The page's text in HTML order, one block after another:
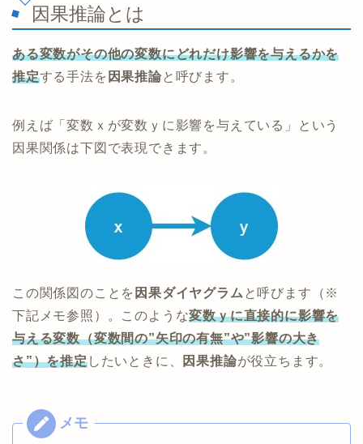
因果推論とは
ある変数がその他の変数にどれだけ影響を与えるかを
推定する手法を 因果推論と呼びます。
例えば「変数ｘが変数ｙに影響を与えている」という
因果関係は下図で表現できます。
この関係図のことを 因果ダイヤグラム と呼びます（※
下記メモ参照）。このような変数ｙに直接的に影響を
与える変数（変数間の”矢印の有無”や”影響の大き
さ”）を推定したいときに、 因果推論が役立ちます。